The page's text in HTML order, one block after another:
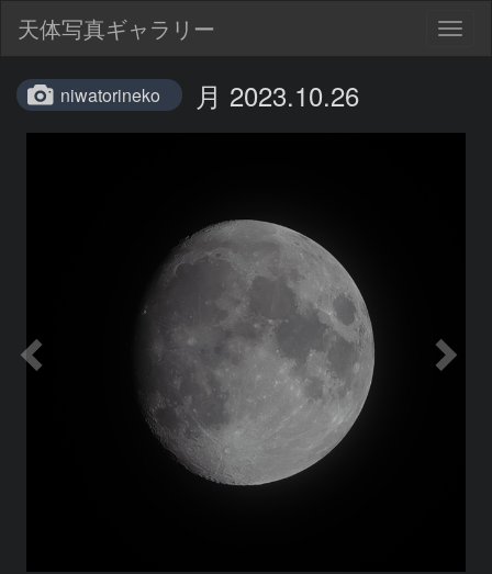
天体写真ギャラリー
niwatorineko 月 2023.10.26